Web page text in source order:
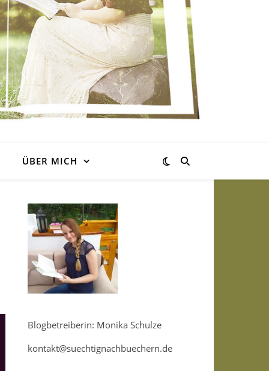
ÜBER MICH
Blogbetreiberin: Monika Schulze
kontakt@suechtignachbuechern.de